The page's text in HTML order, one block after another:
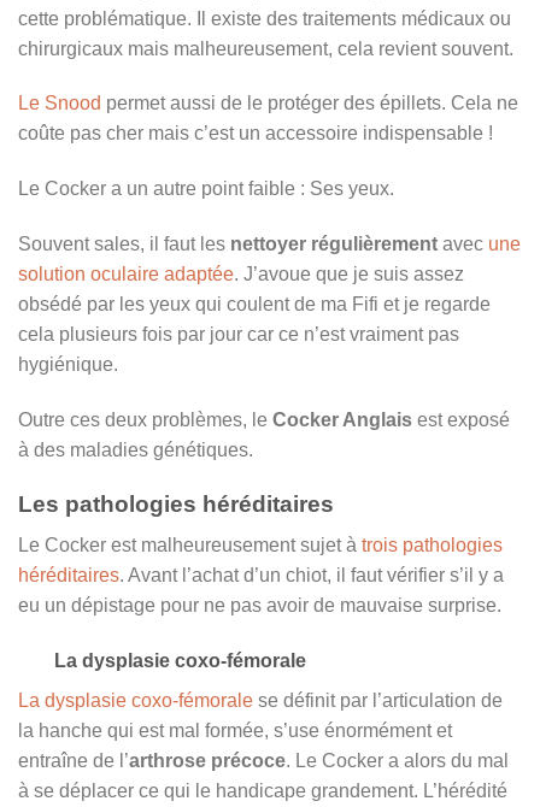
cette problématique. Il existe des traitements médicaux ou
chirurgicaux mais malheureusement, cela revient souvent.
Le Snood permet aussi de le protéger des épillets. Cela ne
coûte pas cher mais c’est un accessoire indispensable !
Le Cocker a un autre point faible : Ses yeux.
Souvent sales, il faut les nettoyer régulièrement avec une
solution oculaire adaptée. J’avoue que je suis assez
obsédé par les yeux qui coulent de ma Fifi et je regarde
cela plusieurs fois par jour car ce n’est vraiment pas
hygiénique.
Outre ces deux problèmes, le Cocker Anglais est exposé
à des maladies génétiques.
Les pathologies héréditaires
Le Cocker est malheureusement sujet à trois pathologies
héréditaires. Avant l’achat d’un chiot, il faut vérifier s’il y a
eu un dépistage pour ne pas avoir de mauvaise surprise.
La dysplasie coxo-fémorale
La dysplasie coxo-fémorale se définit par l’articulation de
la hanche qui est mal formée, s’use énormément et
entraîne de l’arthrose précoce. Le Cocker a alors du mal
à se déplacer ce qui le handicape grandement. L’hérédité